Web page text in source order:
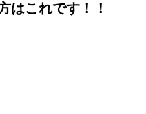
はこれです！！